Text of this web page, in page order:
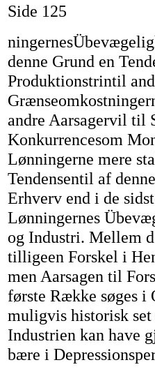
Side 125
denne Grund en
Produktionstrintil
andre Aarsagervil til
Konkurrencesom
Lønningerne mere
Tendensentil af
Erhverv end i de
Lønningernes
og Industri. Mellem
tilligeen Forskel i
men Aarsagen til
første Række søges i
muligvis historisk
Industrien kan have
bære i